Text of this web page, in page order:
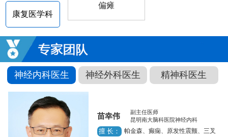
康复医学科
偏瘫
神经内科医生 神经外科医生 精神科医生
苗幸伟
副主任医师
昆明南大脑科医院神经内科
擅 长：
帕金森、癫痫、原发性震颤、三叉